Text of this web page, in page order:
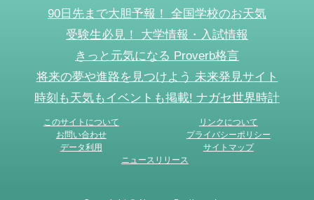
90日先まで大胆予報！ 全国学校のお天気
受験生必見！ 大学情報・入試情報
きっと元気になる Proverb格言
将来の夢や進路を見つけよう 未来発見サイト
時刻も天気もイベントも掲載! ナガセ世界時計
このサイトについて
リンクについて
お問い合わせ
プライバシーポリシー
データ利用
サイトマップ
ニュースリリース